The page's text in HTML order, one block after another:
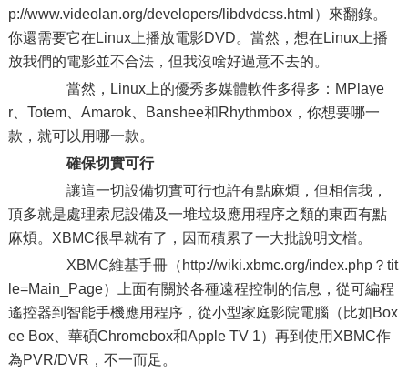
p://www.videolan.org/developers/libdvdcss.html）來翻錄。
你還需要它在Linux上播放電影DVD。當然，想在Linux上播
放我們的電影並不合法，但我沒啥好過意不去的。
當然，Linux上的優秀多媒體軟件多得多：MPlaye
r、Totem、Amarok、Banshee和Rhythmbox，你想要哪一
款，就可以用哪一款。
確保切實可行
讓這一切設備切實可行也許有點麻煩，但相信我，
頂多就是處理索尼設備及一堆垃圾應用程序之類的東西有點
麻煩。XBMC很早就有了，因而積累了一大批說明文檔。
XBMC維基手冊（http://wiki.xbmc.org/index.php？tit
le=Main_Page）上面有關於各種遠程控制的信息，從可編程
遙控器到智能手機應用程序，從小型家庭影院電腦（比如Box
ee Box、華碩Chromebox和Apple TV 1）再到使用XBMC作
為PVR/DVR，不一而足。